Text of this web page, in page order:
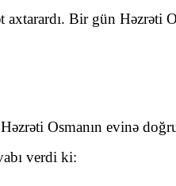
Bir gün Həzrəti
Osmanın evinə
verdi ki: